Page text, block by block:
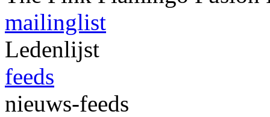
mailinglist
Ledenlijst
feeds
nieuws-feeds